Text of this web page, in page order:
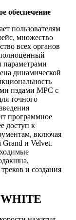
обеспечение
пользователям
множество
всех органов
параметрами
динамической
пэдами MPC с
точного
программное
доступ к
включая
и Velvet.
и создания